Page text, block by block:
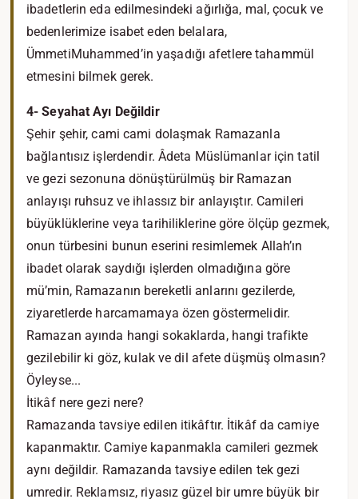
ibadetlerin eda edilmesindeki ağırlığa, mal, çocuk ve
bedenlerimize isabet eden belalara,
ÜmmetiMuhammed’in yaşadığı afetlere tahammül
etmesini bilmek gerek.
4- Seyahat Ayı Değildir
Şehir şehir, cami cami dolaşmak Ramazanla
bağlantısız işlerdendir. Âdeta Müslümanlar için tatil
ve gezi sezonuna dönüştürülmüş bir Ramazan
anlayışı ruhsuz ve ihlassız bir anlayıştır. Camileri
büyüklüklerine veya tarihiliklerine göre ölçüp gezmek,
onun türbesini bunun eserini resimlemek Allah’ın
ibadet olarak saydığı işlerden olmadığına göre
mü’min, Ramazanın bereketli anlarını gezilerde,
ziyaretlerde harcamamaya özen göstermelidir.
Ramazan ayında hangi sokaklarda, hangi trafikte
gezilebilir ki göz, kulak ve dil afete düşmüş olmasın?
Öyleyse...
İtikâf nere gezi nere?
Ramazanda tavsiye edilen itikâftır. İtikâf da camiye
kapanmaktır. Camiye kapanmakla camileri gezmek
aynı değildir. Ramazanda tavsiye edilen tek gezi
umredir. Reklamsız, riyasız güzel bir umre büyük bir